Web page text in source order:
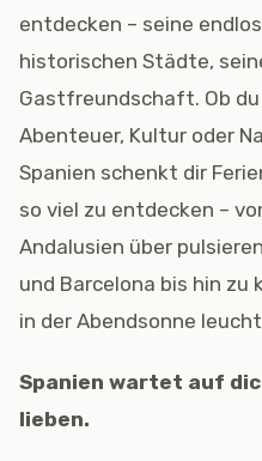
entdecken – seine
historischen Städte,
Gastfreundschaft. Ob
Abenteuer, Kultur oder
Spanien schenkt dir
so viel zu entdecken –
Andalusien über
und Barcelona bis hin zu
in der Abendsonne
Spanien wartet auf
lieben.